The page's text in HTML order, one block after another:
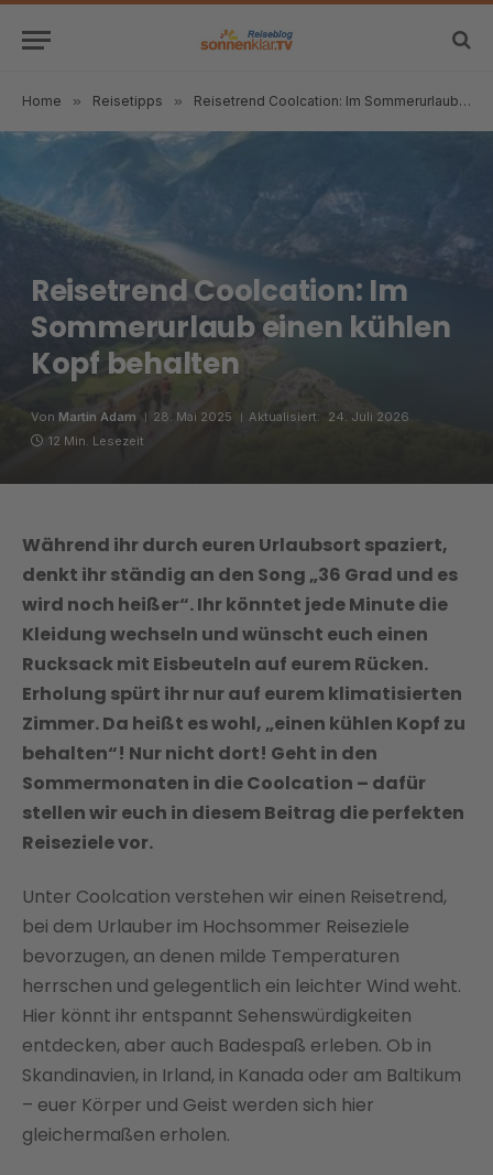
Home » Reisetipps » Reisetrend Coolcation: Im Sommerurlaub einen kühlen Kopf behalten
Reisetrend Coolcation: Im
Sommerurlaub einen kühlen
Kopf behalten
Von Martin Adam 28. Mai 2025 Aktualisiert:
24. Juli 2026
12 Min. Lesezeit
Während ihr durch euren Urlaubsort spaziert,
denkt ihr ständig an den Song „36 Grad und es
wird noch heißer“. Ihr könntet jede Minute die
Kleidung wechseln und wünscht euch einen
Rucksack mit Eisbeuteln auf eurem Rücken.
Erholung spürt ihr nur auf eurem klimatisierten
Zimmer. Da heißt es wohl, „einen kühlen Kopf zu
behalten“! Nur nicht dort! Geht in den
Sommermonaten in die Coolcation – dafür
stellen wir euch in diesem Beitrag die perfekten
Reiseziele vor.
Unter Coolcation verstehen wir einen Reisetrend,
bei dem Urlauber im Hochsommer Reiseziele
bevorzugen, an denen milde Temperaturen
herrschen und gelegentlich ein leichter Wind weht.
Hier könnt ihr entspannt Sehenswürdigkeiten
entdecken, aber auch Badespaß erleben. Ob in
Skandinavien, in Irland, in Kanada oder am Baltikum
– euer Körper und Geist werden sich hier
gleichermaßen erholen.